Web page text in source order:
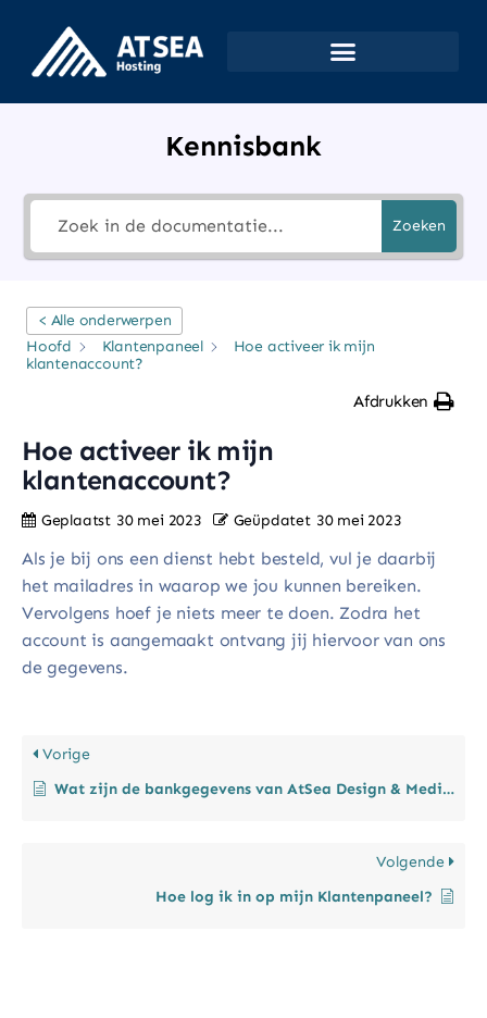
Kennisbank
Zoeken
< Alle onderwerpen
Hoofd
Klantenpaneel
Hoe activeer ik mijn
klantenaccount?
Afdrukken
Hoe activeer ik mijn
klantenaccount?
Geplaatst 30 mei 2023 Geüpdatet 30 mei 2023
Als je bij ons een dienst hebt besteld, vul je daarbij
het mailadres in waarop we jou kunnen bereiken.
Vervolgens hoef je niets meer te doen. Zodra het
account is aangemaakt ontvang jij hiervoor van ons
de gegevens.
Vorige
Wat zijn de bankgegevens van AtSea Design & Media?
Volgende
Hoe log ik in op mijn Klantenpaneel?